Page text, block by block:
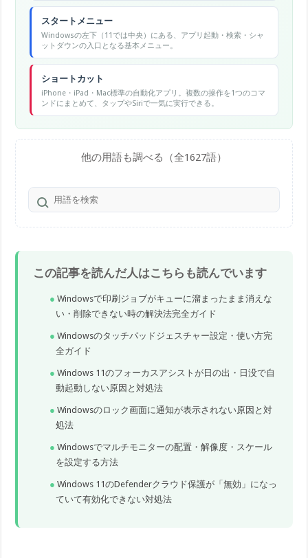
スタートメニュー
Windowsの左下（11では中央）にある、アプリ起動・検索・シャ
ットダウンの入口となる基本メニュー。
ショートカット
iPhone・iPad・Mac標準の自動化アプリ。複数の操作を1つのコマ
ンドにまとめて、タップやSiriで一気に実行できる。
他の用語も調べる（全1627語）
この記事を読んだ人はこちらも読んでいます
Windowsで印刷ジョブがキューに溜まったまま消えな
い・削除できない時の解決法完全ガイド
Windowsのタッチパッドジェスチャー設定・使い方完
全ガイド
Windows 11のフォーカスアシストが日の出・日没で自
動起動しない原因と対処法
Windowsのロック画面に通知が表示されない原因と対
処法
Windowsでマルチモニターの配置・解像度・スケール
を設定する方法
Windows 11のDefenderクラウド保護が「無効」になっ
ていて有効化できない対処法